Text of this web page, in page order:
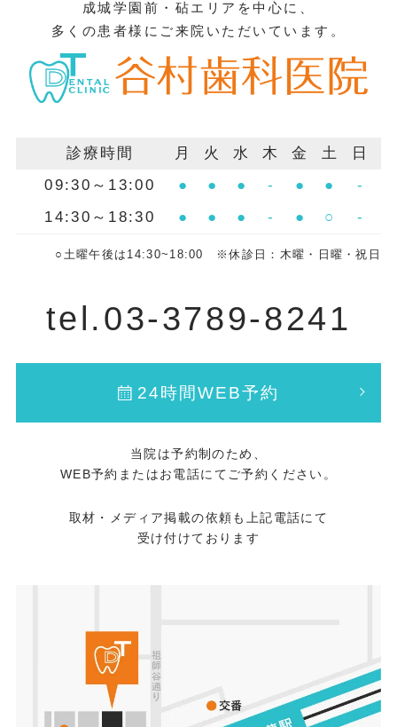
不快感が強い」 などと感じたら、 実はそれ
しれません。 痛みや見た目の変化が
なくても、 お口に気になる点があれば 早め
トラブルを未然に防ぐ近道です。 ささい
ぞお気軽にご相談ください。 谷村歯科医
院 ネット予約はこちらから 〒157-0072 東
京都世田谷区祖師谷3-32-2 渡辺ビル2階
https://maps.app.goo.gl/oAfUwBSwhy8V7bcp7
'https://www.cranehill.net/websup_blog/css/
css.type = 'text/css'; var head =
document.getElementsByTagName('head')
[0]; head.appendChild(css);
用型経口抗凝固薬（DOAC：ドゥアック）
く） 代表的なお薬： アスピリンなど 上の
図には、代表的なお薬の名前を挙げていま
の中にありましたら、受診時に必ず私たち
（※人によっては、抗血小板薬と抗凝固薬
の2種類を併用されている場合もありま
す。） 自己判断でお薬を止めるのは「絶対
らなくなるのでは？」とご不安に思われる
す。 しかし、出血を恐れて患者様ご自身の
判断でお薬を飲むのをやめてしまうのは非
常に危険です。 お薬を中断することで血栓
ができやすくなり、重篤な心臓病や脳梗塞
が必要です。 歯科治療・抜歯における最新
のガイドライン 2010年より、抗血栓薬を服
準が設けられています。 普通の抜歯（単純
抜歯）の場合 骨を削ったりしない一般的な
抜歯であれば、**「お薬は休薬・中止せず
に継続して行うべき」**と明確に記載され
成城学園前・砧エリアを中心に、
多くの患者様にご来院いただいています。
診療時間 月 火 水 木 金 土
日
09:30～13:00
● ● ● - ● ●
-
14:30～18:30
● ● ● - ● ○ -
○土曜午後は14:30~18:00 ※休診日：木曜・日曜・祝日
tel.03-3789-8241
24時間WEB予約
当院は予約制のため、
WEB予約またはお電話にてご予約ください。
取材・メディア掲載の依頼も上記電話にて
受け付けております